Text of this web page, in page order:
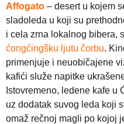
Affogato – desert u kojem
sladoleda u koji su
i cela zrna lokalnog bibera,
ćongćingšku ljutu čorbu.
primenjuje i neuobičajene
kafići služe napitke
Istovremeno, ledene kafe u
uz dodatak suvog leda koji
omaž rečnoj magli po kojoj